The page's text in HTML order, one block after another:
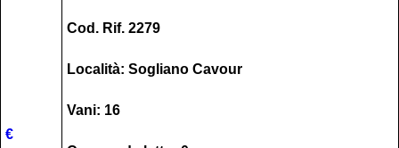
€
Cod. Rif. 2279
Località: Sogliano Cavour
Vani: 16